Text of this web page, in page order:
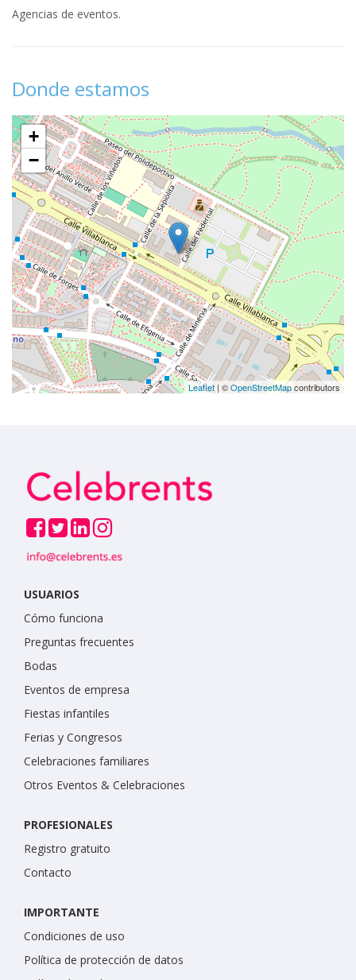
Agencias de eventos.
Donde estamos
+
−
Leaflet| ©OpenStreetMapcontributors
USUARIOS
Cómo funciona
Preguntas frecuentes
Bodas
Eventos de empresa
Fiestas infantiles
Ferias y Congresos
Celebraciones familiares
Otros Eventos & Celebraciones
PROFESIONALES
Registro gratuito
Contacto
IMPORTANTE
Condiciones de uso
Política de protección de datos